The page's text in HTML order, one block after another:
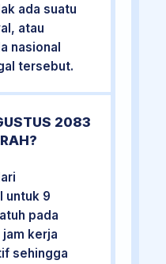
ada suatu
atau
nasional
tersebut.
2083
untuk 9
pada
kerja
sehingga